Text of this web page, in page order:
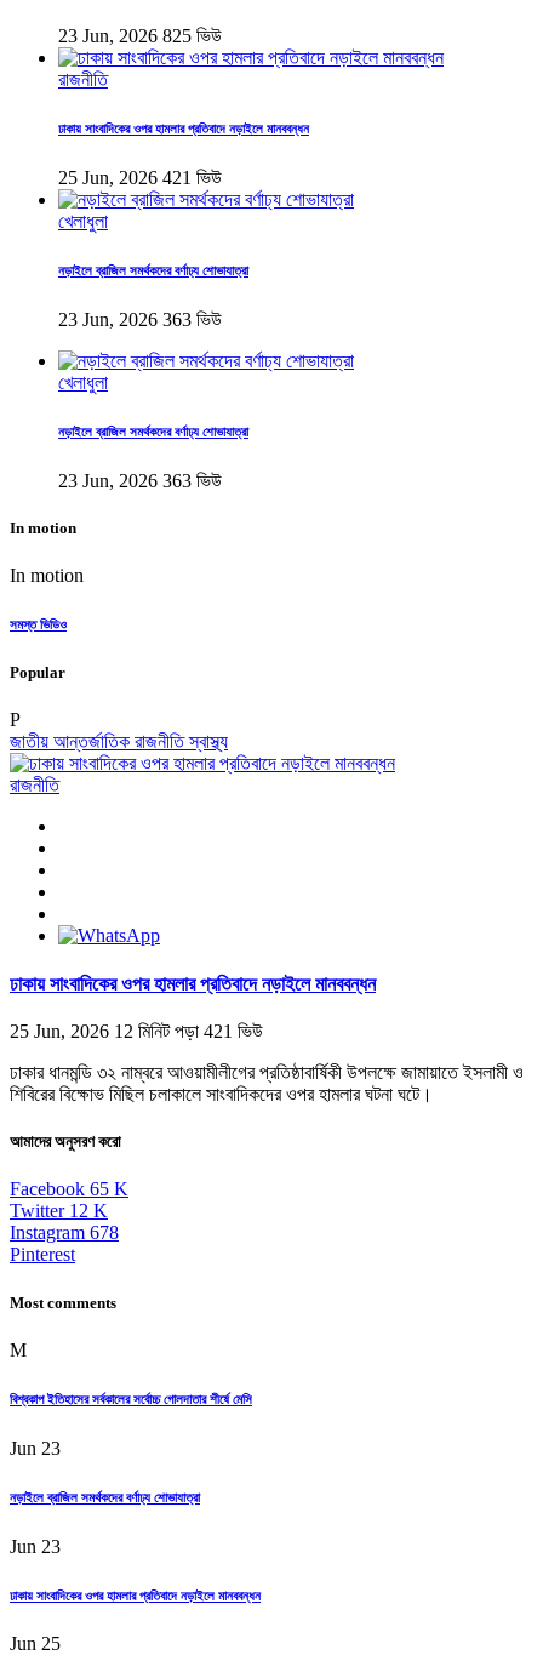
23 Jun, 2026 825 ভিউ
রাজনীতি
ঢাকায় সাংবাদিকের ওপর হামলার প্রতিবাদে নড়াইলে মানববন্ধন
25 Jun, 2026 421 ভিউ
খেলাধুলা
নড়াইলে ব্রাজিল সমর্থকদের বর্ণাঢ্য শোভাযাত্রা
23 Jun, 2026 363 ভিউ
খেলাধুলা
নড়াইলে ব্রাজিল সমর্থকদের বর্ণাঢ্য শোভাযাত্রা
23 Jun, 2026 363 ভিউ
In motion
In motion
সমস্ত ভিডিও
Popular
P
জাতীয় আন্তর্জাতিক রাজনীতিস্বাস্থ্য
রাজনীতি
ঢাকায় সাংবাদিকের ওপর হামলার প্রতিবাদে নড়াইলে মানববন্ধন
25 Jun, 2026 12 মিনিট পড়া 421 ভিউ
ঢাকার ধানমন্ডি ৩২ নাম্বরে আওয়ামীলীগের প্রতিষ্ঠাবার্ষিকী উপলক্ষে জামায়াতে ইসলামী ও
শিবিরের বিক্ষোভ মিছিল চলাকালে সাংবাদিকদের ওপর হামলার ঘটনা ঘটে।
আমাদের অনুসরণ করো
Facebook 65 K
Twitter 12 K
Instagram 678
Pinterest
Most comments
M
বিশ্বকাপ ইতিহাসের সর্বকালের সর্বোচ্চ গোলদাতার শীর্ষে মেসি
Jun 23
নড়াইলে ব্রাজিল সমর্থকদের বর্ণাঢ্য শোভাযাত্রা
Jun 23
ঢাকায় সাংবাদিকের ওপর হামলার প্রতিবাদে নড়াইলে মানববন্ধন
Jun 25